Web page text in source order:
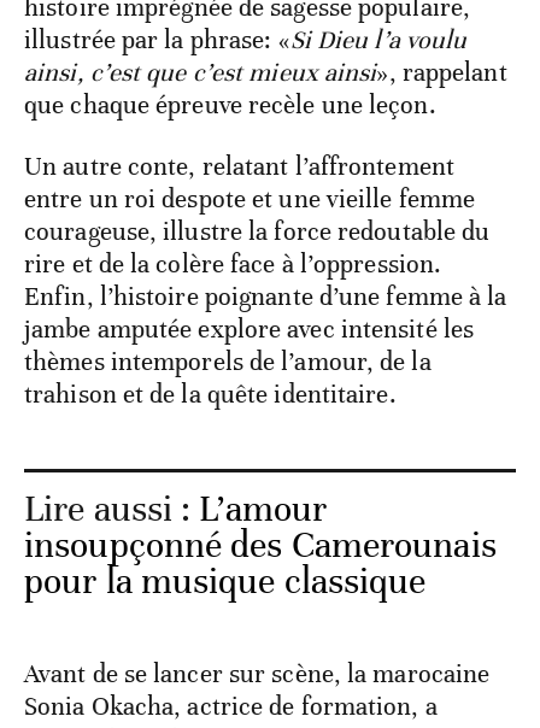
histoire imprégnée de sagesse populaire,
illustrée par la phrase: «Si Dieu l’a voulu
ainsi, c’est que c’est mieux ainsi», rappelant
que chaque épreuve recèle une leçon.
Un autre conte, relatant l’affrontement
entre un roi despote et une vieille femme
courageuse, illustre la force redoutable du
rire et de la colère face à l’oppression.
Enfin, l’histoire poignante d’une femme à la
jambe amputée explore avec intensité les
thèmes intemporels de l’amour, de la
trahison et de la quête identitaire.
Lire aussi : L’amour
insoupçonné des Camerounais
pour la musique classique
Avant de se lancer sur scène, la marocaine
Sonia Okacha, actrice de formation, a